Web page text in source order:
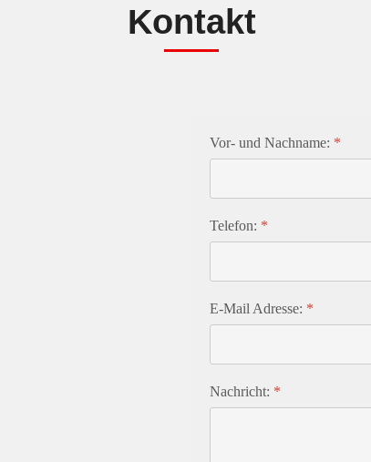
Kontakt
Vor- und Nachname: *
Telefon: *
E-Mail Adresse: *
Nachricht: *